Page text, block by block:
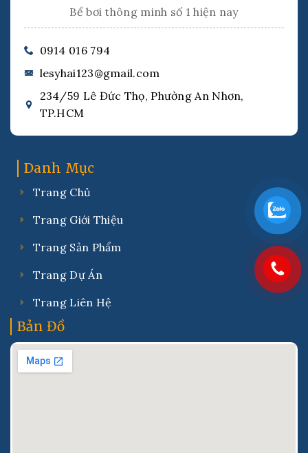
Bể bơi thông minh số 1 hiện nay
0914 016 794
lesyhai123@gmail.com
234/59 Lê Đức Thọ, Phường An Nhơn,
TP.HCM
Danh Mục
Trang Chủ
Trang Giới Thiệu
Trang Sản Phẩm
Trang Dự Án
Trang Liên Hệ
Bản Đồ